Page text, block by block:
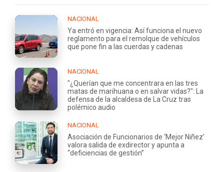
NACIONAL
Ya entró en vigencia: Así funciona el nuevo
reglamento para el remolque de vehículos
que pone fin a las cuerdas y cadenas
NACIONAL
"¿Querían que me concentrara en las tres
matas de marihuana o en salvar vidas?": La
defensa de la alcaldesa de La Cruz tras
polémico audio
NACIONAL
Asociación de Funcionarios de ‘Mejor Niñez’
valora salida de exdirector y apunta a
“deficiencias de gestión”